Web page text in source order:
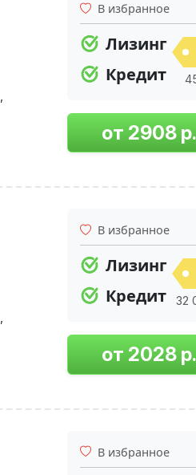
В избранное
Лизинг
Кредит
В избранное
Лизинг
Кредит
32
В избранное